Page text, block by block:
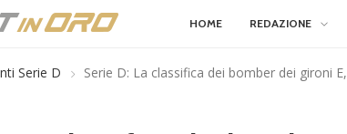
HOME REDAZIONE
Serie D Serie D: La classifica dei bomber dei gironi